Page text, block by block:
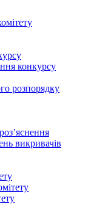
конкурсу
розпорядку
викривачів